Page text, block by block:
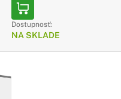
Dostupnosť:
NA SKLADE